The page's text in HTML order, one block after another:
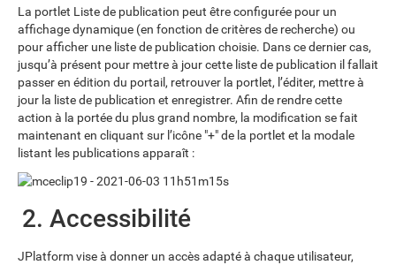
La portlet Liste de publication peut être configurée pour un
affichage dynamique (en fonction de critères de recherche) ou
pour afficher une liste de publication choisie. Dans ce dernier cas,
jusqu’à présent pour mettre à jour cette liste de publication il fallait
passer en édition du portail, retrouver la portlet, l’éditer, mettre à
jour la liste de publication et enregistrer. Afin de rendre cette
action à la portée du plus grand nombre, la modification se fait
maintenant en cliquant sur l’icône "+" de la portlet et la modale
listant les publications apparaît :
2. Accessibilité
JPlatform vise à donner un accès adapté à chaque utilisateur,